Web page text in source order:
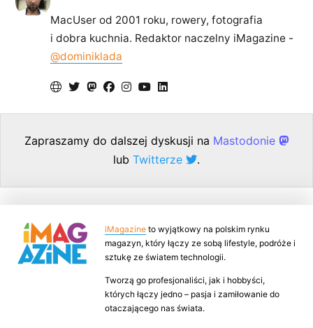
MacUser od 2001 roku, rowery, fotografia
i dobra kuchnia. Redaktor naczelny iMagazine -
@dominiklada
Zapraszamy do dalszej dyskusji na Mastodonie
lub Twitterze .
iMagazine to wyjątkowy na polskim rynku
magazyn, który łączy ze sobą lifestyle, podróże i
sztukę ze światem technologii.
Tworzą go profesjonaliści, jak i hobbyści,
których łączy jedno – pasja i zamiłowanie do
otaczającego nas świata.